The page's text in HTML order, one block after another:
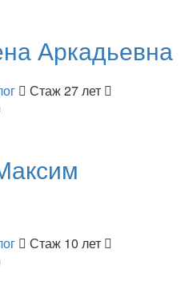
Аркадьевна
Стаж 27 лет
Стаж 10 лет